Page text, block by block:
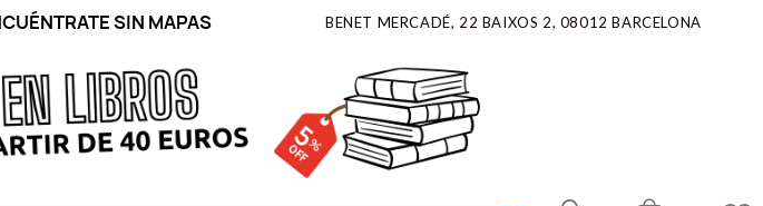
SIN MAPAS BENET MERCADÉ, 22 BAIXOS 2, 08012 BARCELONA